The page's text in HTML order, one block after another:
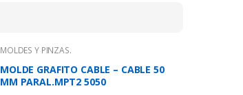
MOLDES Y PINZAS.
MOLDE GRAFITO CABLE – CABLE 50
MM PARAL.MPT2 5050